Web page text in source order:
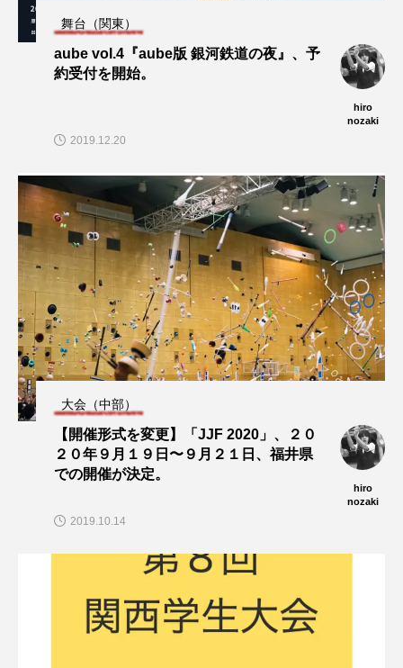
舞台（関東）
aube vol.4『aube版 銀河鉄道の夜』、予
約受付を開始。
hiro
nozaki
2019.12.20
大会（中部）
【開催形式を変更】「JJF 2020」、２０
２０年９月１９日〜９月２１日、福井県
での開催が決定。
hiro
nozaki
2019.10.14